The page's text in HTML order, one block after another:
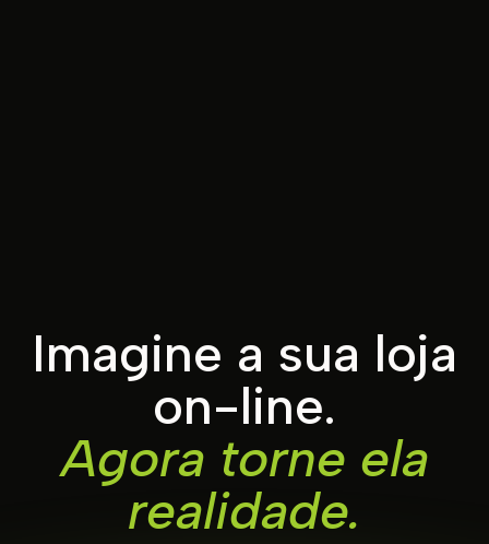
Imagine a sua loja
on-line.
Agora torne ela
realidade.